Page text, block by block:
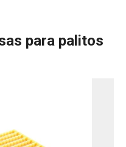
para palitos